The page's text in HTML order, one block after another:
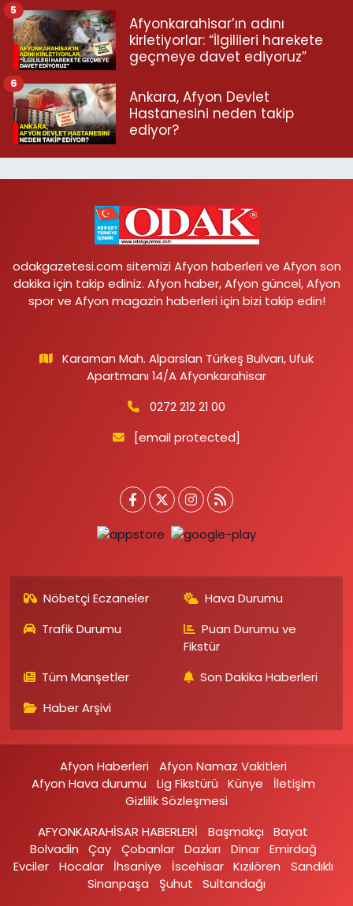
Afyonkarahisar’ın adını
kirletiyorlar: “İlgilileri harekete
geçmeye davet ediyoruz”
5
Ankara, Afyon Devlet
Hastanesini neden takip
ediyor?
6
odakgazetesi.com sitemizi Afyon haberleri ve Afyon son
dakika için takip ediniz. Afyon haber, Afyon güncel, Afyon
spor ve Afyon magazin haberleri için bizi takip edin!
Karaman Mah. Alparslan Türkeş Bulvarı, Ufuk
Apartmanı 14/A Afyonkarahisar
0272 212 21 00
[email protected]
Nöbetçi Eczaneler
Hava Durumu
Trafik Durumu
Puan Durumu ve
Fikstür
Tüm Manşetler
Son Dakika Haberleri
Haber Arşivi
Afyon Haberleri
Afyon Namaz Vakitleri
Afyon Hava durumu
Lig Fikstürü Künye
İletişim
Gizlilik Sözleşmesi
AFYONKARAHİSAR HABERLERİ
Başmakçı
Bayat
Bolvadin
Çay Çobanlar Dazkırı Dinar Emirdağ‎
Evciler‎
Hocalar İhsaniye‎ İscehisar Kızılören‎
Sandıklı‎
Sinanpaşa
Şuhut Sultandağı